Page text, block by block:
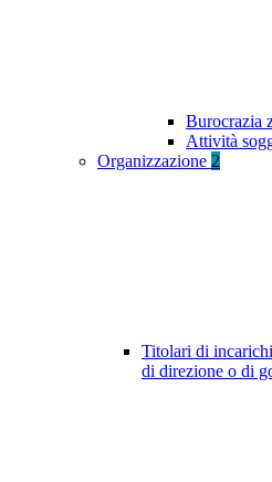
Burocrazia
Attività
Organizzazione 2
Titolari di
di direzione o di